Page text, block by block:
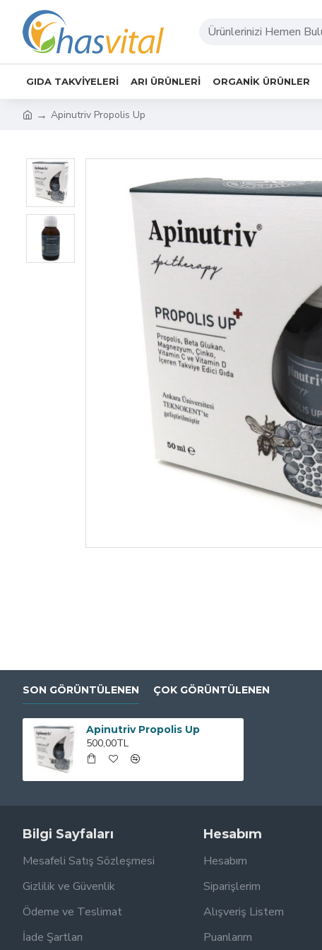
GIDA TAKVIYELERI ARI ÜRÜNLERI ORGANIK ÜRÜNLER
Apinutriv Propolis Up
SON GÖRÜNTÜLENEN ÇOK GÖRÜNTÜLENEN
Apinutriv Propolis Up
500,00TL
Bilgi Sayfaları
Mesafeli Satış Sözleşmesi
Gizlilik ve Güvenlik
Ödeme ve Teslimat
İade Şartları
Hesabım
Hesabım
Siparişlerim
Alışveriş Listem
Puanlarım